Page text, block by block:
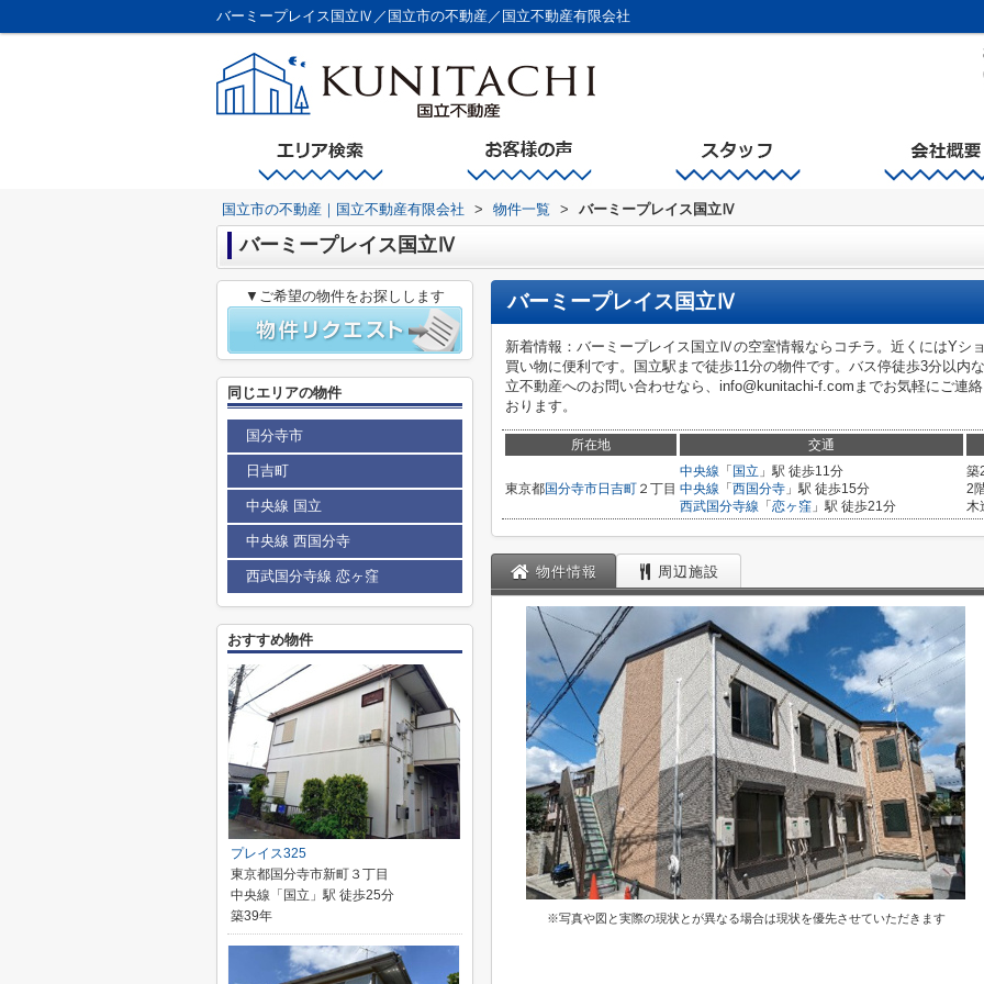
バーミープレイス国立Ⅳ／国立市の不動産／国立不動産有限会社
国立市の不動産｜国立不動産有限会社 > 物件一覧 > バーミープレイス国立Ⅳ
バーミープレイス国立Ⅳ
バーミープレイス国立Ⅳ
新着情報：バーミープレイス国立Ⅳの空室情報ならコチラ。近くにはYシ
買い物に便利です。国立駅まで徒歩11分の物件です。バス停徒歩3分以内
立不動産へのお問い合わせなら、info@kunitachi-f.comまでお気軽にご連
おります。
所在地 交通
東京都国分寺市日吉町 ２丁目
中央線 「 国立 」駅 徒歩11分
中央線 「 西国分寺 」駅 徒歩15分
西武国分寺線 「 恋ヶ窪 」駅 徒歩21分
築
2
木
物件情報 周辺施設
※写真や図と実際の現状とが異なる場合は現状を優先させていただきます
▼ご希望の物件をお探しします
同じエリアの物件
国分寺市
日吉町
中央線 国立
中央線 西国分寺
西武国分寺線 恋ヶ窪
おすすめ物件
プレイス325
東京都国分寺市新町３丁目
中央線「国立」駅 徒歩25分
築39年